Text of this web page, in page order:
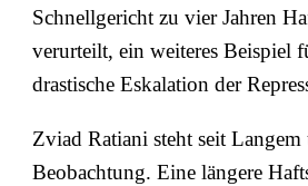
Schnellgericht zu vier Jahren
verurteilt, ein weiteres Beispiel
drastische Eskalation der
Zviad Ratiani steht seit Langem
Beobachtung. Eine längere